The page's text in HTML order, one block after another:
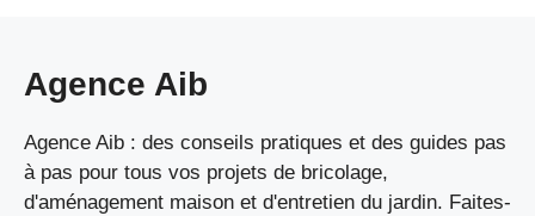
Agence Aib
Agence Aib : des conseils pratiques et des guides pas
à pas pour tous vos projets de bricolage,
d'aménagement maison et d'entretien du jardin. Faites-